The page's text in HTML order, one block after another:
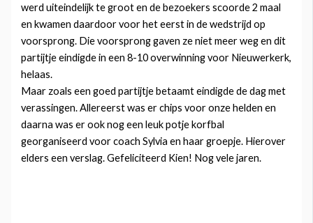
werd uiteindelijk te groot en de bezoekers scoorde 2 maal
en kwamen daardoor voor het eerst in de wedstrijd op
voorsprong. Die voorsprong gaven ze niet meer weg en dit
partijtje eindigde in een 8-10 overwinning voor Nieuwerkerk,
helaas.
Maar zoals een goed partijtje betaamt eindigde de dag met
verassingen. Allereerst was er chips voor onze helden en
daarna was er ook nog een leuk potje korfbal
georganiseerd voor coach Sylvia en haar groepje. Hierover
elders een verslag. Gefeliciteerd Kien! Nog vele jaren.